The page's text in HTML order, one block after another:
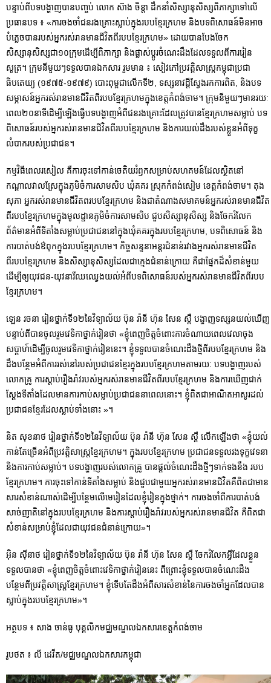
បន្ទាប់ពីបទបង្ហាញបានបញ្ចប់ លោក ស៊ាង ចិន្តា ដឹកនាំសិស្សានុសិស្សពិភាក្សាទៅលើ
ប្រធានបទ ៖ «ការចងចាំជនរងគ្រោះស្លាប់ក្នុងរបបខ្មែរក្រហម និងបទពិសោធន៍មិនអាច
បំភ្លេចបានរបស់អ្នករស់រានមានជីវិតពីរបបខ្មែរក្រហម» ដោយបានបែងចែក
សិស្សានុសិស្សជា១០ក្រុមដើម្បីពិភាក្សា និងផ្លាស់ប្ដូរចំណេះដឹងដែលទទួលពីការរៀន
សូត្រ។ ក្រុមនីមួយៗទទួលបានឯកសារ រួមមាន ៖ សៀវភៅប្រវត្តិសាស្រ្តកម្ពុជាប្រជា
ធិបតេយ្យ (១៩៧៥-១៩៧៩) បោះពុម្ពជាលើកទី២, ទស្សនាវដ្ដីស្វែងរកការពិត, និងបទ
សម្ភាសន៍អ្នករស់រានមានជីវិតពីរបបខ្មែរក្រហមក្នុងខេត្តកំពង់ចាម។ ក្រុមនីមួយៗមានរយៈ
ពេល២០នាទីដើម្បីឡើងធ្វើបទបង្ហាញអំពីជនរងគ្រោះដែលត្រូវបានខ្មែរក្រហមសម្លាប់ បទ
ពិសោធន៍របស់អ្នករស់រានមានជីវិតពីរបបខ្មែរក្រហម និងការយល់ដឹងរបស់ខ្លួនអំពីទុក្ខ
លំបាករបស់ប្រជាជន។
កម្មវិធីពេលរសៀល គឺការចុះទៅកាន់ចេតិយរំឭកសម្រាប់សហគមន៍ដែលស្ថិតនៅ
កណ្ដាលវាលស្រែក្នុងភូមិចំការសាមសិប ឃុំគគរ ស្រុកកំពង់សៀម ខេត្តកំពង់ចាម។ តុង
សុភា អ្នករស់រានមានជីវិតពរបបខ្មែរក្រហម និងជាតំណាងសមាគមន៍អ្នករស់រានមានជីវិត
ពីរបបខ្មែរក្រហមក្នុងមូលដ្ឋានភូមិចំការសាមសិប ជួបសិស្សានុសិស្ស និងចែករំលែក
ព័ត៌មានអំពីទីតាំងសម្លាប់ប្រជាជននៅក្នុងឃុំគគរក្នុងរបបខ្មែរក្រហម, បទពិសោធន៍ និង
ការបាត់បង់ឳពុកក្នុងរបបខ្មែរក្រហម។ កិច្ចសន្ទនាអន្តរជំនាន់រវាងអ្នករស់រានមានជីវិត
ពីរបបខ្មែរក្រហម និងសិស្សានុសិស្សដែលជាក្មេងជំនាន់ក្រោយ គឺជាផ្នែកដ៏សំខាន់មួយ
ដើម្បីឲ្យយុវជន-យុវនារីឈឈ្វេងយល់អំពីបទពិសោធន៍របស់អ្នករស់រានមានជីវិតពីរបប
ខ្មែរក្រហម។
ឡេន រចនា រៀនថ្នាក់ទី១២នៃវិទ្យាល័យ ប៊ុន រ៉ានី ហ៊ុន សែន ស្ពឺ បង្ហាញទស្សនយល់ឃើញ
បន្ទាប់ពីបានចូលរួមវេទិកាថ្នាក់រៀនថា «ខ្ញុំពេញចិត្តចំពោះការចំណាយពេលវេលាចុង
សប្តាហ៍ដើម្បីចូលរួមវេទិកាថ្នាក់រៀននេះ។ ខ្ញុំទទួលបានចំណេះដឹងថ្មីពីរបបខ្មែរក្រហម និង
ដឹងបន្ថែមអំពីការរស់នៅរបស់ប្រជាជនខ្មែរក្នុងរបបខ្មែរក្រហមតាមរយៈ បទបង្ហាញរបស់
លោកគ្រូ ការស្ដាប់រឿងរ៉ាវរបស់អ្នករស់រានមានជីវិតពីរបបខ្មែរក្រហម និងការឃើញជាក់
ស្ដែងទីតាំងដែលមានការកាប់សម្លាប់ប្រជាជននាពេលនោះ។ ខ្ញុំពិតជាអាណិតអាសូរដល់
ប្រជាជនខ្មែរដែលស្លាប់ទាំងនោះ »។
និត សុខនាថ រៀនថ្នាក់ទី១២នៃវិទ្យាល័យ ប៊ុន រ៉ានី ហ៊ុន សែន ស្ពឺ លើកឡើងថា «ខ្ញុំយល់
កាន់តែច្រើនអំពីប្រវត្តិសាស្រ្តខ្មែរក្រហម។ ក្នុងរបបខ្មែរក្រហម ប្រជាជនទទួលរងទុក្ខវេទនា
និងការកាប់សម្លាប់។ បទបង្ហាញរបស់លោកគ្រូ បានផ្ដល់ចំណេះដឹងថ្មីៗទាក់ទងនឹង របប
ខ្មែរក្រហម។ ការចុះទៅកាន់ទីតាំងសម្លាប់ និងជួបជាមួយអ្នករស់រានមានជីវិតគឺពិតជាមាន
សារសំខាន់ណាស់ដើម្បីបន្ថែមលើមេរៀនដែលខ្ញុំរៀនក្នុងថ្នាក់។ ការចងចាំពីការបាត់បង់
សាច់ញាតិនៅក្នុងរបបខ្មែរក្រហម និងការស្ដាប់រឿងរ៉ាវរបស់អ្នករស់រានមានជីវិត គឺពិតជា
សំខាន់សម្រាប់ខ្ញុំដែលជាយុវជនជំនាន់ក្រោយ»។
អ៊ិន ស៊ីនាថ រៀនថ្នាក់ទី១២នៃវិទ្យាល័យ ប៊ុន រ៉ានី ហ៊ុន សែន ស្ពឺ ចែករំលែកអ្វីដែលខ្លួន
ទទួលបានថា «ខ្ញុំពេញចិត្តចំពោះវេទិកាថ្នាក់រៀននេះ ពីព្រោះខ្ញុំទទួលបានចំណេះដឹង
បន្ថែមពីប្រវត្តិសាស្រ្តខែ្មរក្រហម។ ខ្ញុំទើបតែដឹងអំពីសារសំខាន់នៃការចងចាំអ្នកដែលបាន
ស្លាប់ក្នុងរបបខ្មែរក្រហម»។
អត្ថបទ ៖ សាង ចាន់ធូ បុគ្គលិកមជ្ឈមណ្ឌលឯកសារខេត្តកំពង់ចាម
រូបថត ៖ លី ដេវីត/មជ្ឈមណ្ឌលឯកសារកម្ពុជា